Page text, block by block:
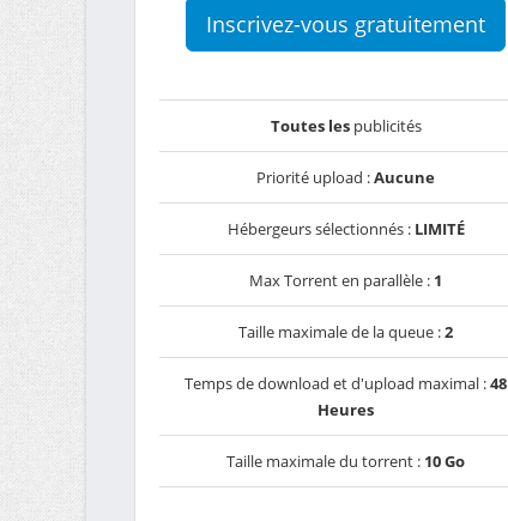
Inscrivez-vous gratuitement
Toutes lespublicités
Priorité upload :Aucune
Hébergeurs sélectionnés : LIMITÉ
Max Torrent en parallèle : 1
Taille maximale de la queue :2
Temps de download et d'upload maximal :48
Heures
Taille maximale du torrent : 10 Go